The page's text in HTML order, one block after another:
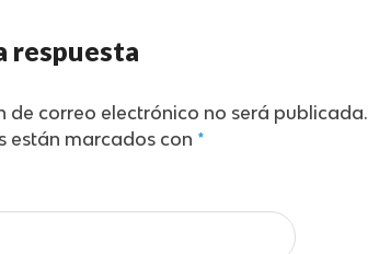
respuesta
de correo electrónico no será publicada.
están marcados con *